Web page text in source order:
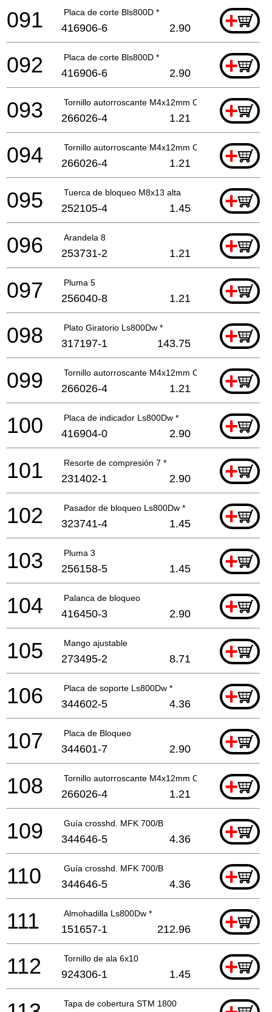
Placa de corte Bls800D * +
091 416906-6 2.90
Placa de corte Bls800D * +
092 416906-6 2.90
Tornillo autorroscante M4x12mm Ck +
093 266026-4 1.21
Tornillo autorroscante M4x12mm Ck +
094 266026-4 1.21
Tuerca de bloqueo M8x13 alta +
095 252105-4 1.45
Arandela 8 +
096 253731-2 1.21
Pluma 5 +
097 256040-8 1.21
Plato Giratorio Ls800Dw * +
098 317197-1 143.75
Tornillo autorroscante M4x12mm Ck +
099 266026-4 1.21
Placa de indicador Ls800Dw * +
100 416904-0 2.90
Resorte de compresión 7 * +
101 231402-1 2.90
Pasador de bloqueo Ls800Dw * +
102 323741-4 1.45
Pluma 3 +
103 256158-5 1.45
Palanca de bloqueo +
104 416450-3 2.90
Mango ajustable +
105 273495-2 8.71
Placa de soporte Ls800Dw * +
106 344602-5 4.36
Placa de Bloqueo +
107 344601-7 2.90
Tornillo autorroscante M4x12mm Ck +
108 266026-4 1.21
Guía crosshd. MFK 700/B +
109 344646-5 4.36
Guía crosshd. MFK 700/B +
110 344646-5 4.36
Almohadilla Ls800Dw * +
111 151657-1 212.96
Tornillo de ala 6x10 +
112 924306-1 1.45
Tapa de cobertura STM 1800